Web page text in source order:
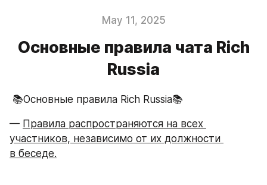
May 11, 2025
Основные правила чата Rich
Russia
📚Основные правила Rich Russia📚
— Правила распространяются на всех
участников, независимо от их должности
в беседе.